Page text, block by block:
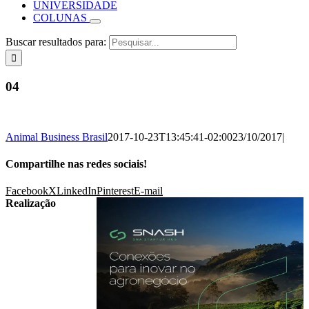
UNIVERSIDADE
COLUNAS
Buscar resultados para:
04
Animal Business Brasil2017-10-23T13:45:41-02:0023/10/2017|
Compartilhe nas redes sociais!
FacebookXLinkedInPinterestE-mail
Realização